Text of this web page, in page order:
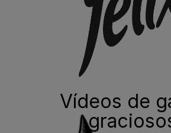
Vídeos de